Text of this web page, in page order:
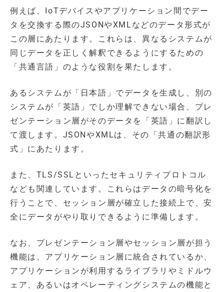
例えば、IoTデバイスやアプリケーション間でデー
タを交換する際のJSONやXMLなどのデータ形式が
この層にあたります。これらは、異なるシステムが
同じデータを正しく解釈できるようにするための
「共通言語」のような役割を果たします。
あるシステムが「日本語」でデータを生成し、別の
システムが「英語」でしか理解できない場合、プレ
ゼンテーション層がそのデータを「英語」に翻訳し
て渡します。JSONやXMLは、その「共通の翻訳形
式」にあたります。
また、TLS/SSLといったセキュリティプロトコル
なども関連しています。これらはデータの暗号化を
行うことで、セッション層が確立した接続上で、安
全にデータがやり取りできるように準備します。
なお、プレゼンテーション層やセッション層が担う
機能は、アプリケーション層に統合されているか、
アプリケーションが利用するライブラリやミドルウ
ェア、あるいはオペレーティングシステムの機能と